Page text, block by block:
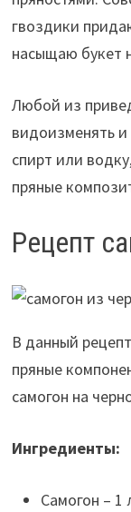
гвоздики
насыщаю букет
Любой из
видоизменять и
спирт или
пряные
Рецепт
В данный
пряные
самогон на
Ингредиенты:
Самогон – 1